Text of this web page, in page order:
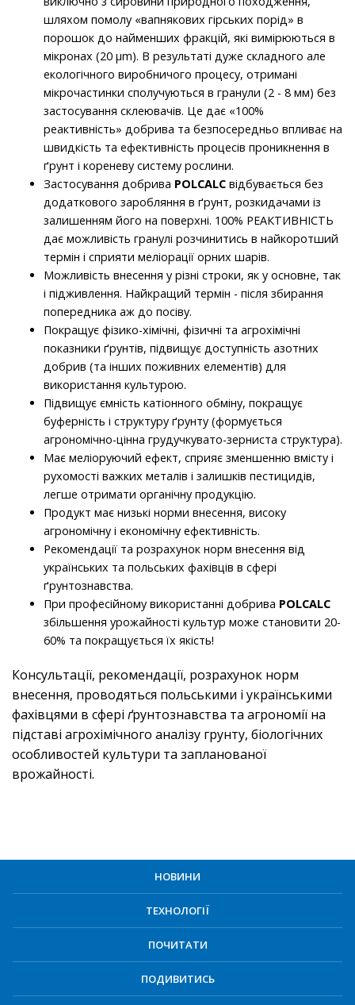
шляхом помолу «вапнякових гірських порід» в
порошок до найменших фракцій, які вимірюються в
мікронах (20 μm). В результаті дуже складного але
екологічного виробничого процесу, отримані
мікрочастинки сполучуються в гранули (2 - 8 мм) без
застосування склеювачів. Це дає «100%
реактивність» добрива та безпосередньо впливає на
швидкість та ефективність процесів проникнення в
ґрунт і кореневу систему рослини.
Застосування добрива POLCALC відбувається без
додаткового заробляння в ґрунт, розкидачами із
залишенням його на поверхні. 100% РЕАКТИВНІСТЬ
дає можливість гранулі розчинитись в найкоротший
термін і сприяти меліорації орних шарів.
Можливість внесення у різні строки, як у основне, так
і підживлення. Найкращий термін - після збирання
попередника аж до посіву.
Покращує фізико-хімічні, фізичні та агрохімічні
показники ґрунтів, підвищує доступність азотних
добрив (та інших поживних елементів) для
використання культурою.
Підвищує ємність катіонного обміну, покращує
буферність і структуру ґрунту (формується
агрономічно-цінна грудучкувато-зерниста структура).
Має меліоруючий ефект, сприяє зменшенню вмісту і
рухомості важких металів і залишків пестицидів,
легше отримати органічну продукцію.
Продукт має низькі норми внесення, високу
агрономічну і економічну ефективність.
Рекомендації та розрахунок норм внесення від
українських та польських фахівців в сфері
ґрунтознавства.
При професійному використанні добрива POLCALC
збільшення урожайності культур може становити 20-
60% та покращується їх якість!
Консультації, рекомендації, розрахунок норм
внесення, проводяться польськими і українськими
фахівцями в сфері ґрунтознавства та агрономії на
підставі агрохімічного аналізу грунту, біологічних
особливостей культури та запланованої
врожайності.
НОВИНИ
ТЕХНОЛОГІЇ
ПОЧИТАТИ
ПОДИВИТИСЬ